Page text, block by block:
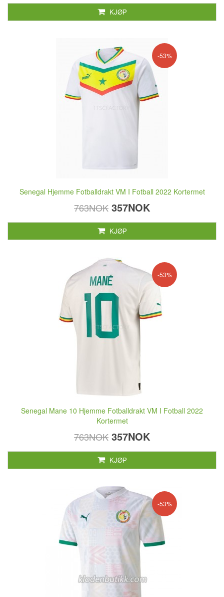
KJØP
-53%
Senegal Hjemme Fotballdrakt VM I Fotball 2022 Kortermet
763NOK 357NOK
KJØP
-53%
Senegal Mane 10 Hjemme Fotballdrakt VM I Fotball 2022
Kortermet
763NOK 357NOK
KJØP
-53%